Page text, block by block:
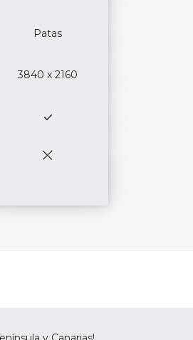
Patas
3840 x 2160